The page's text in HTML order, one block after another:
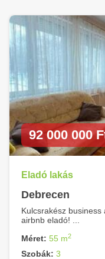
92 000 000
Eladó lakás
Debrecen
Kulcsrakész business
airbnb eladó! ...
Méret: 55 m2
Szobák: 3